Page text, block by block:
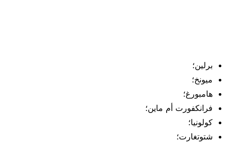
برلين؛
ميونخ؛
هامبورغ؛
فرانكفورت أم ماين؛
كولونيا؛
شتوتغارت؛